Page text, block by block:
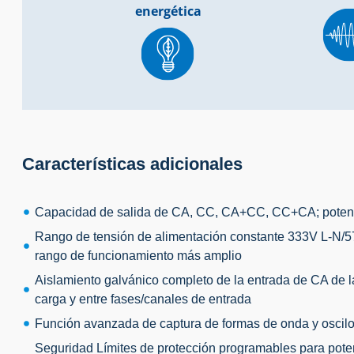
energética
Características adicionales
Capacidad de salida de CA, CC, CA+CC, CC+CA;
Rango de tensión de alimentación constante 333V L-N/
rango de funcionamiento más amplio
Aislamiento galvánico completo de la entrada de CA de
carga y entre fases/canales de entrada
Función avanzada de captura de formas de onda y
Seguridad Límites de protección programables para